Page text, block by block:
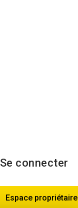
Se connecter
Espace propriétaire